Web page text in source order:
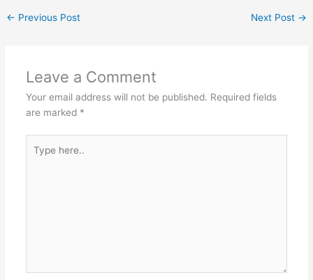
← Previous Post Next Post →
Leave a Comment
Your email address will not be published. Required fields
are marked *
here..